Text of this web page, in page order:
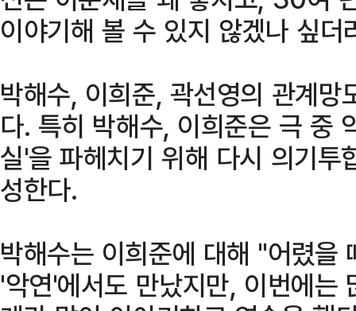
이야기해 볼 수 있지 않겠나 싶
박해수, 이희준, 곽선영의 관계
다. 특히 박해수, 이희준은 극 중
실'을 파헤치기 위해 다시 의기
성한다.
박해수는 이희준에 대해 "어렸을
'악연'에서도 만났지만, 이번에는